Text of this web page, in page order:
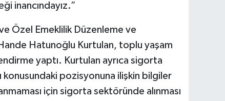
inancındayız.”
Özel Emeklilik Düzenleme ve
Hande Hatunoğlu Kurtulan, toplu yaşam
yaptı. Kurtulan ayrıca sigorta
konusundaki pozisyonuna ilişkin bilgiler
için sigorta sektöründe alınması